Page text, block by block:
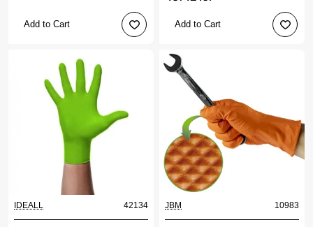
Add to Cart Add to Cart
IDEALL 42134 JBM 10983